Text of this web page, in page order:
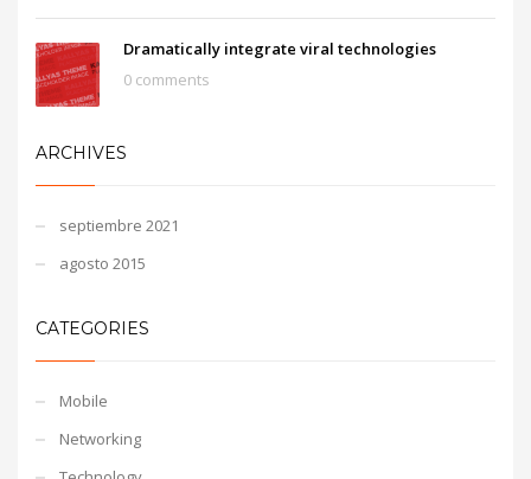
Dramatically integrate viral technologies
0 comments
ARCHIVES
septiembre 2021
agosto 2015
CATEGORIES
Mobile
Networking